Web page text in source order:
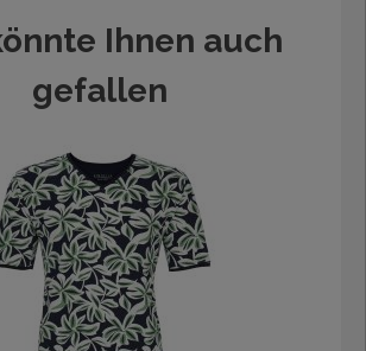
Ihnen auch
gefallen